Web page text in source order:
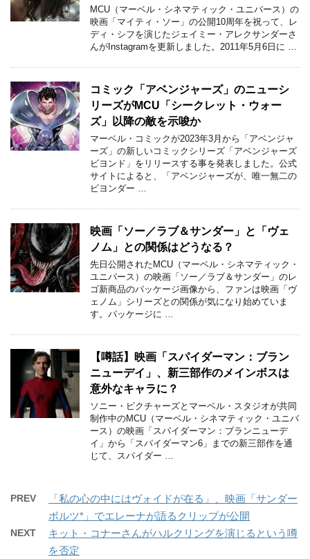
MCU（マーベル・シネマティック・ユニバース）の
映画「マイティ・ソー」の公開10周年を祝って、レ
ディ・シフを演じたジェイミー・アレクサンダーさ
んがInstagramを更新しました。2011年5月6日に …
コミック「アベンジャーズ」のニューシ
リーズがMCU「シークレット・ウォー
ズ」以降の敵を示唆か
マーベル・コミックが2023年3月から「アベンジャ
ーズ」の新しいコミックシリーズ「アベンジャーズ
ビヨンド」をリリースする事を発表しました。公式
サイトによると、「アベンジャーズが、唯一無二の
ビヨンダー …
映画「ソー／ラブ＆サンダー」と「ヴェ
ノム」との関係はどうなる？
先日公開されたMCU（マーベル・シネマティック・
ユニバース）の映画「ソー／ラブ＆サンダー」のレ
ゴ新商品のパッケージ画像から、ファンは映画「ヴ
ェノム」シリーズとの関係が気になり始めていま
す。パッケージに …
【噂話】映画「スパイダーマン：ブラン
ニューデイ」、新三部作のメインボスは
意外なキャラに？
ソニー・ピクチャーズとマーベル・スタジオが共同
制作中のMCU（マーベル・シネマティック・ユニバ
ース）の映画「スパイダーマン：ブランニューデ
イ」から「スパイダーマン6」までの新三部作を通
じて、スパイダー …
PREV
「私の心の中にはヴォイドが在る」、映画「サンダー
ボルツ*」でエレーナが語るクリップが公開
NEXT
キット・コナーさんがハルクリングを演じるという噂
を否定